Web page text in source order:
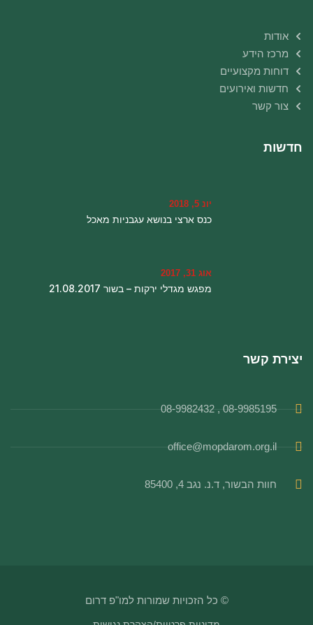
אודות
מרכז הידע
דוחות מקצועיים
חדשות ואירועים
צור קשר
חדשות
יונ 5, 2018
כנס ארצי בנושא עגבניות מאכל
אוג 31, 2017
מפגש מגדלי ירקות – בשור 21.08.2017
יצירת קשר
08-9985195 , 08-9982432
office@mopdarom.org.il
חוות הבשור, ד.נ. נגב 4, 85400
© כל הזכויות שמורות למו"פ דרום